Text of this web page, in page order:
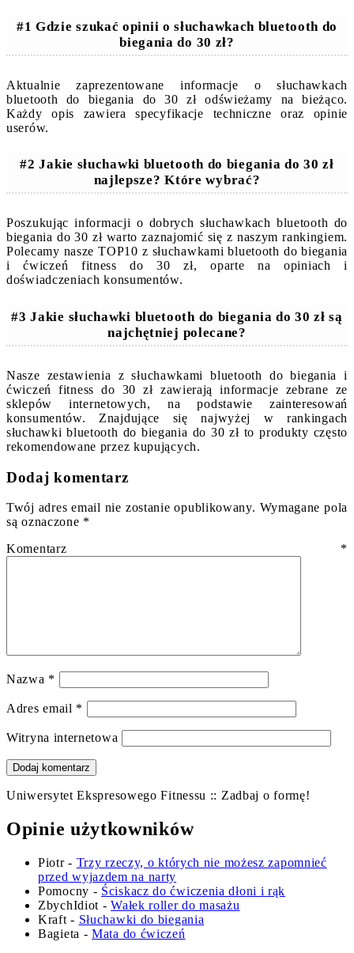
#1 Gdzie szukać opinii o słuchawkach bluetooth do
biegania do 30 zł?
Aktualnie zaprezentowane informacje o słuchawkach
bluetooth do biegania do 30 zł odświeżamy na bieżąco.
Każdy opis zawiera specyfikacje techniczne oraz opinie
userów.
#2 Jakie słuchawki bluetooth do biegania do 30 zł
najlepsze? Które wybrać?
Poszukując informacji o dobrych słuchawkach bluetooth do
biegania do 30 zł warto zaznajomić się z naszym rankingiem.
Polecamy nasze TOP10 z słuchawkami bluetooth do biegania
i ćwiczeń fitness do 30 zł, oparte na opiniach i
doświadczeniach konsumentów.
#3 Jakie słuchawki bluetooth do biegania do 30 zł są
najchętniej polecane?
Nasze zestawienia z słuchawkami bluetooth do biegania i
ćwiczeń fitness do 30 zł zawierają informacje zebrane ze
sklepów internetowych, na podstawie zainteresowań
konsumentów. Znajdujące się najwyżej w rankingach
słuchawki bluetooth do biegania do 30 zł to produkty często
rekomendowane przez kupujących.
Dodaj komentarz
Twój adres email nie zostanie opublikowany. Wymagane pola
są oznaczone *
Komentarz *
Nazwa *
Adres email *
Witryna internetowa
Uniwersytet Ekspresowego Fitnessu :: Zadbaj o formę!
Opinie użytkowników
Piotr- Trzy rzeczy, o których nie możesz zapomnieć
przed wyjazdem na narty
Pomocny - Ściskacz do ćwiczenia dłoni i rąk
ZbychIdiot -Wałek roller do masażu
Kraft - Słuchawki do biegania
Bagieta -Mata do ćwiczeń